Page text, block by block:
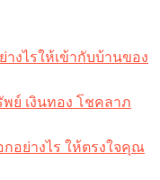
งไรให้เข้ากับบ้านของ
ย์ เงินทอง โชคลาภ
อย่างไร ให้ตรงใจคุณ